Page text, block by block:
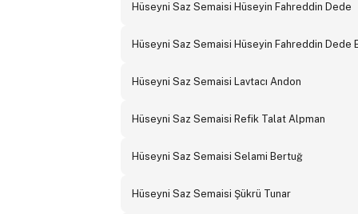
Hüseyni Saz Semaisi Hüseyin Fahreddin Dede
Hüseyni Saz Semaisi Hüseyin Fahreddin Dede
Hüseyni Saz Semaisi Lavtacı Andon
Hüseyni Saz Semaisi Refik Talat Alpman
Hüseyni Saz Semaisi Selami Bertuğ
Hüseyni Saz Semaisi Şükrü Tunar